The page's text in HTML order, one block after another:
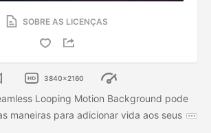
SOBRE AS LICENÇAS
3840x2160
Looping Motion Background pode
maneiras para adicionar vida aos seus